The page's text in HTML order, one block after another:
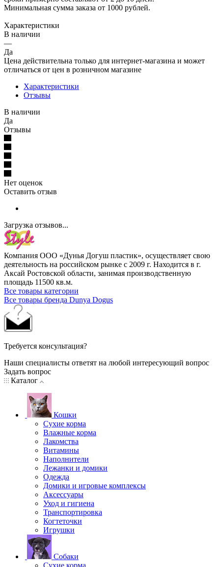
Минимальная сумма заказа от 1000 рублей.
Характеристики
В наличии
—
Да
Цена действительна только для интернет-магазина и может
отличаться от цен в розничном магазине
Характеристики
Отзывы
В наличии
Да
Отзывы
Нет оценок
Оставить отзыв
Загрузка отзывов...
Компания ООО «Дунья Догуш пластик», осуществляет свою
деятельность на российском рынке с 2009 г. Находится в г.
Аксай Ростовской области, занимая производственную
площадь 11500 кв.м.
Все товары категории
Все товары бренда Dunya Dogus
Требуется консультация?
Наши специалисты ответят на любой интересующий вопрос
Задать вопрос
Каталог
Кошки
Сухие корма
Влажные корма
Лакомства
Витамины
Наполнители
Лежанки и домики
Одежда
Домики и игровые комплексы
Аксессуары
Уход и гигиена
Транспортировка
Когтеточки
Игрушки
Собаки
Сухие корма